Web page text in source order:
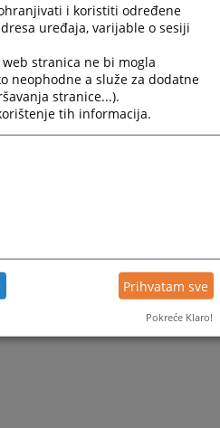
nema vijesti
i koristiti određene
uređaja, varijable o sesiji
stranica ne bi mogla
neophodne a služe za dodatne
stranice...).
tih informacija.
Prihvatam sve
Pokreće Klaro!